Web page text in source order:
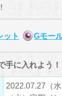
ット Gモー
手に入れよう！
2022.07.27（